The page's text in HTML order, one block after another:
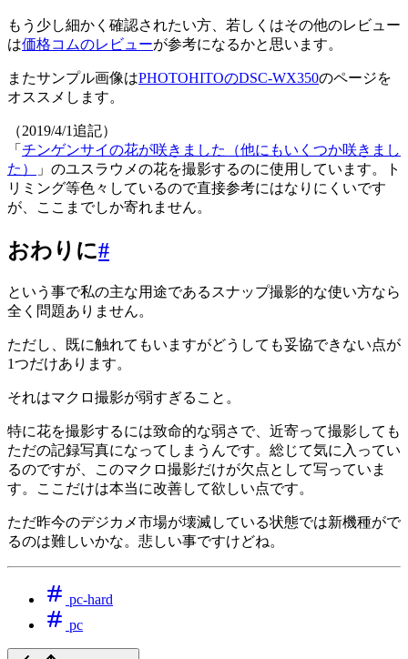
もう少し細かく確認されたい方、若しくはその他のレビュー
は価格コムのレビューが参考になるかと思います。
またサンプル画像はPHOTOHITOのDSC-WX350のページを
オススメします。
（2019/4/1追記）
「 チンゲンサイの花が咲きました（他にもいくつか咲きまし
た）
」のユスラウメの花を撮影するのに使用しています。ト
リミング等色々しているので直接参考にはなりにくいです
が、ここまでしか寄れません。
おわりに#
という事で私の主な用途であるスナップ撮影的な使い方なら
全く問題ありません。
ただし、既に触れてもいますがどうしても妥協できない点が
1つだけあります。
それはマクロ撮影が弱すぎること。
特に花を撮影するには致命的な弱さで、近寄って撮影しても
ただの記録写真になってしまうんです。総じて気に入ってい
るのですが、このマクロ撮影だけが欠点として写っていま
す。ここだけは本当に改善して欲しい点です。
ただ昨今のデジカメ市場が壊滅している状態では新機種がで
るのは難しいかな。悲しい事ですけどね。
pc-hard
pc